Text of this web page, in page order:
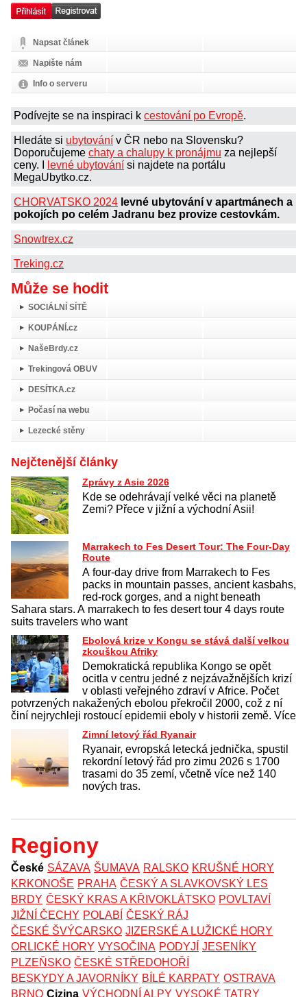
Napsat článek
Napište nám
Info o serveru
Podívejte se na inspiraci k cestování po Evropě.
Hledáte si ubytování v ČR nebo na Slovensku?
Doporučujeme chaty a chalupy k pronájmu za nejlepší
ceny. I
levné ubytování si najdete na portálu
MegaUbytko.cz.
CHORVATSKO 2024 levné ubytování v apartmánech a
pokojích po celém Jadranu bez provize cestovkám.
Snowtrex.cz
Treking.cz
Může se hodit
SOCIÁLNÍ SÍTĚ
KOUPÁNÍ.cz
NašeBrdy.cz
Trekingová OBUV
DESÍTKA.cz
Počasí na webu
Lezecké stěny
Nejčtenější články
Zprávy z Asie 2026
Kde se odehrávají velké věci na planetě
Zemi? Přece v jižní a východní Asii!
Marrakech to Fes Desert Tour: The Four-Day
Route
A four-day drive from Marrakech to Fes
packs in mountain passes, ancient kasbahs,
red-rock gorges, and a night beneath
Sahara stars. A marrakech to fes desert tour 4 days route
suits travelers who want
Ebolová krize v Kongu se stává další velkou
zkouškou Afriky
Demokratická republika Kongo se opět
ocitla v centru jedné z nejzávažnějších krizí
v oblasti veřejného zdraví v Africe. Počet
potvrzených nakažených ebolou překročil 2000, což z ní
činí nejrychleji rostoucí epidemii eboly v historii země. Více
Zimní letový řád Ryanair
Ryanair, evropská letecká jednička, spustil
rekordní letový řád pro zimu 2026 s 1700
trasami do 35 zemí, včetně více než 140
nových tras.
Regiony
České SÁZAVA ŠUMAVA RALSKO KRUŠNÉ HORY
KRKONOŠE PRAHA ČESKÝ A SLAVKOVSKÝ LES
BRDY ČESKÝ KRAS A KŘIVOKLÁTSKO POVLTAVÍ
JIŽNÍ ČECHY POLABÍ ČESKÝ RÁJ
ČESKÉ ŠVÝCARSKO JIZERSKÉ A LUŽICKÉ HORY
ORLICKÉ HORY VYSOČINA PODYJÍ JESENÍKY
PLZEŇSKO ČESKÉ STŘEDOHOŘÍ
BESKYDY A JAVORNÍKY BÍLÉ KARPATY OSTRAVA
BRNO Cizina VÝCHODNÍ ALPY VYSOKÉ TATRY